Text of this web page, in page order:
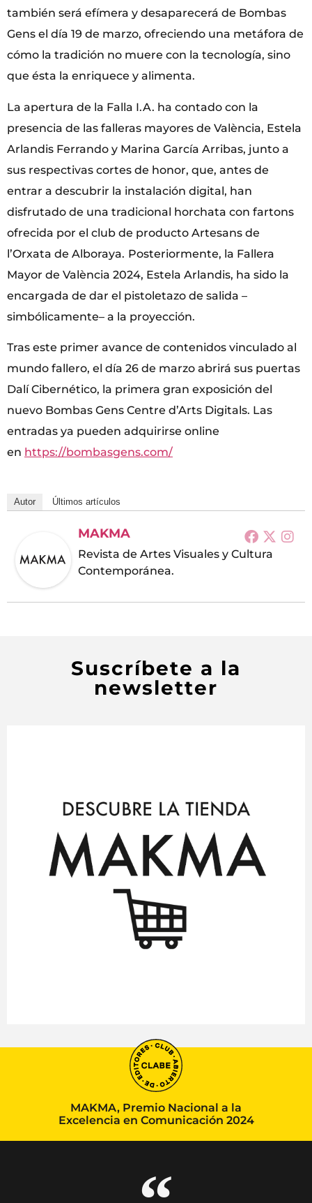
también será efímera y desaparecerá de Bombas
Gens el día 19 de marzo, ofreciendo una metáfora de
cómo la tradición no muere con la tecnología, sino
que ésta la enriquece y alimenta.
La apertura de la Falla I.A. ha contado con la
presencia de las falleras mayores de València, Estela
Arlandis Ferrando y Marina García Arribas, junto a
sus respectivas cortes de honor, que, antes de
entrar a descubrir la instalación digital, han
disfrutado de una tradicional horchata con fartons
ofrecida por el club de producto Artesans de
l’Orxata de Alboraya. Posteriormente, la Fallera
Mayor de València 2024, Estela Arlandis, ha sido la
encargada de dar el pistoletazo de salida –
simbólicamente– a la proyección.
Tras este primer avance de contenidos vinculado al
mundo fallero, el día 26 de marzo abrirá sus puertas
Dalí Cibernético, la primera gran exposición del
nuevo Bombas Gens Centre d’Arts Digitals. Las
entradas ya pueden adquirirse online
en https://bombasgens.com/
Autor Últimos artículos
MAKMA
Revista de Artes Visuales y Cultura
Contemporánea.
Suscríbete a la
newsletter
MAKMA, Premio Nacional a la
Excelencia en Comunicación 2024